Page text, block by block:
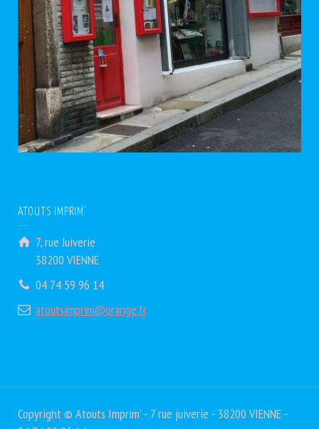
ATOUTS IMPRIM’
7, rue Juiverie
38200 VIENNE
04 74 59 96 14
atoutsimprim@orange.fr
Copyright © Atouts Imprim' - 7 rue juiverie - 38200 VIENNE -